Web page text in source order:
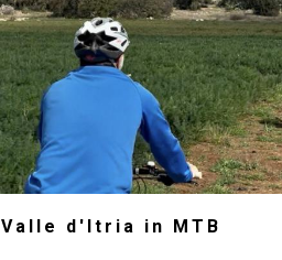
Valle d'Itria in MTB